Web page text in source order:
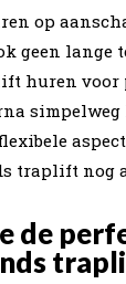
op
geen
huren voor
traplift nog
de